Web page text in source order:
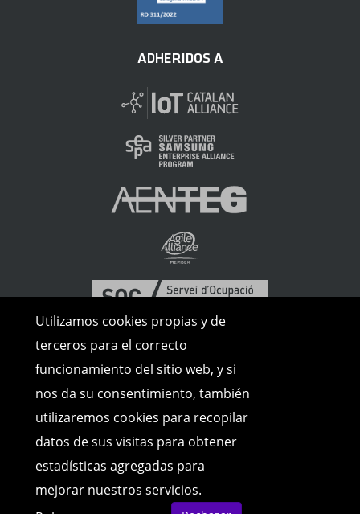
Utilizamos cookies propias y de
terceros para el correcto
funcionamiento del sitio web, y si
nos da su consentimiento, también
utilizaremos cookies para recopilar
datos de sus visitas para obtener
estadísticas agregadas para
mejorar nuestros servicios.
ADHERIDOS A